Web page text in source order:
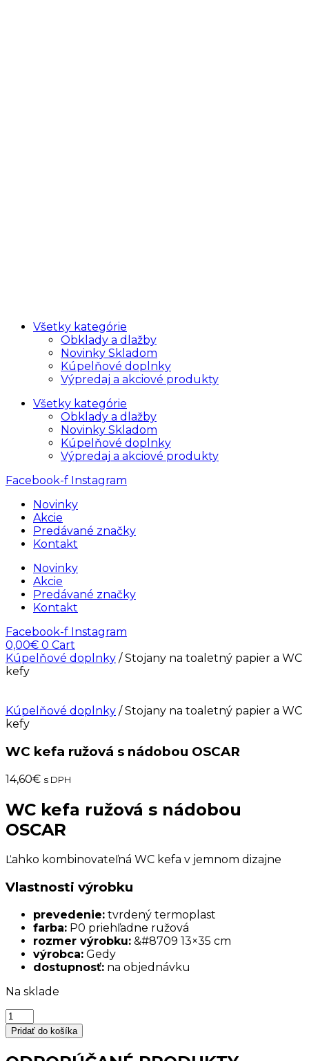
Všetky kategórie
Obklady a dlažby
Novinky Skladom
Kúpelňové doplnky
Výpredaj a akciové produkty
Všetky kategórie
Obklady a dlažby
Novinky Skladom
Kúpelňové doplnky
Výpredaj a akciové produkty
Facebook-f Instagram
Novinky
Akcie
Predávané značky
Kontakt
Novinky
Akcie
Predávané značky
Kontakt
Facebook-f Instagram
0,00€ 0 Cart
Kúpelňové doplnky / Stojany na toaletný papier a WC
kefy
Kúpelňové doplnky / Stojany na toaletný papier a WC
kefy
WC kefa ružová s nádobou OSCAR
14,60€ s DPH
WC kefa ružová s nádobou
OSCAR
Ľahko kombinovateľná WC kefa v jemnom dizajne
Vlastnosti výrobku
prevedenie: tvrdený termoplast
farba: P0 priehľadne ružová
rozmer výrobku: &#8709 13×35 cm
výrobca: Gedy
dostupnosť: na objednávku
Na sklade
množstvo
WC
kefa
ružová
Pridať do košíka